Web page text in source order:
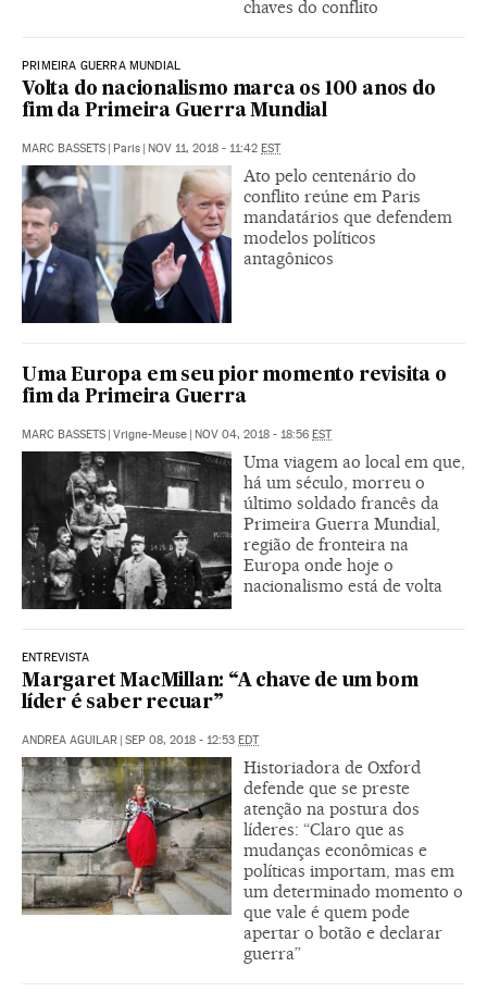
chaves do conflito
PRIMEIRA GUERRA MUNDIAL
Volta do nacionalismo marca os 100 anos do
fim da Primeira Guerra Mundial
MARC BASSETS | Paris | NOV 11, 2018 - 11:42 EST
Ato pelo centenário do
conflito reúne em Paris
mandatários que defendem
modelos políticos
antagônicos
Uma Europa em seu pior momento revisita o
fim da Primeira Guerra
MARC BASSETS | Vrigne-Meuse | NOV 04, 2018 - 18:56 EST
Uma viagem ao local em que,
há um século, morreu o
último soldado francês da
Primeira Guerra Mundial,
região de fronteira na
Europa onde hoje o
nacionalismo está de volta
ENTREVISTA
Margaret MacMillan: “A chave de um bom
líder é saber recuar”
ANDREA AGUILAR | SEP 08, 2018 - 12:53 EDT
Historiadora de Oxford
defende que se preste
atenção na postura dos
líderes: “Claro que as
mudanças econômicas e
políticas importam, mas em
um determinado momento o
que vale é quem pode
apertar o botão e declarar
guerra”